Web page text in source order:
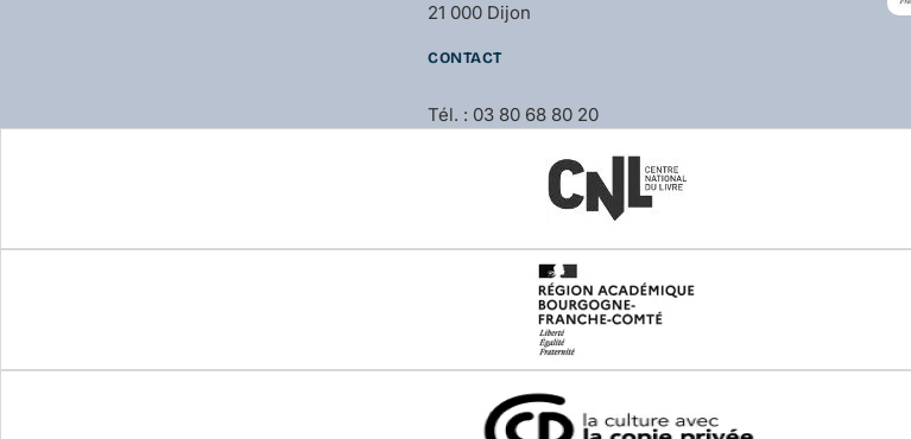
21 000 Dijon
CONTACT
Tél. : 03 80 68 80 20